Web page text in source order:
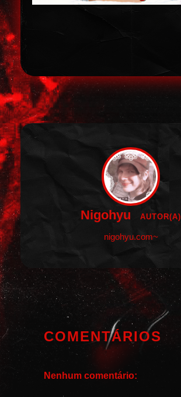
Nigohyu AUTOR(A)
nigohyu.com~
COMENTÁRIOS
Nenhum comentário: